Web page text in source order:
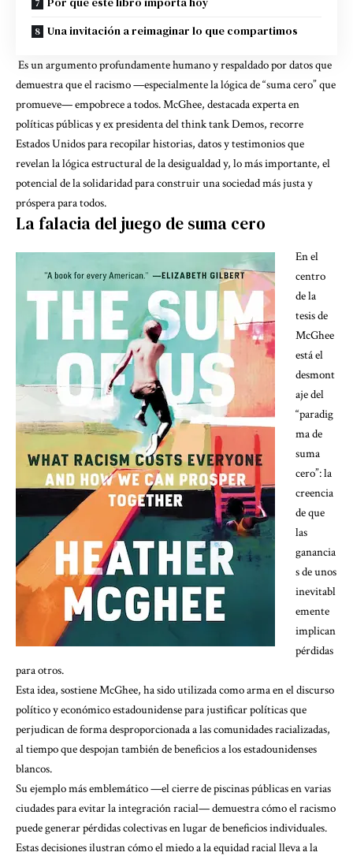
Una invitación a reimaginar lo que compartimos
Es un argumento profundamente humano y respaldado por datos que
demuestra que el racismo —especialmente la lógica de “suma cero” que
promueve— empobrece a todos. McGhee, destacada experta en
políticas públicas y ex presidenta del think tank Demos, recorre
Estados Unidos para recopilar historias, datos y testimonios que
revelan la lógica estructural de la desigualdad y, lo más importante, el
potencial de la solidaridad para construir una sociedad más justa y
próspera para todos.
La falacia del juego de suma cero
En el
centro
de la
tesis de
McGhee
está el
desmont
aje del
“paradig
ma de
suma
cero”: la
creencia
de que
las
ganancia
s de unos
inevitabl
emente
implican
pérdidas
para otros.
Esta idea, sostiene McGhee, ha sido utilizada como arma en el discurso
político y económico estadounidense para justificar políticas que
perjudican de forma desproporcionada a las comunidades racializadas,
al tiempo que despojan también de beneficios a los estadounidenses
blancos.
Su ejemplo más emblemático —el cierre de piscinas públicas en varias
ciudades para evitar la integración racial— demuestra cómoel racismo
puede generar pérdidas colectivas en lugar de beneficios individuales.
Estas decisiones ilustran cómo el miedo a la equidad racial lleva a la